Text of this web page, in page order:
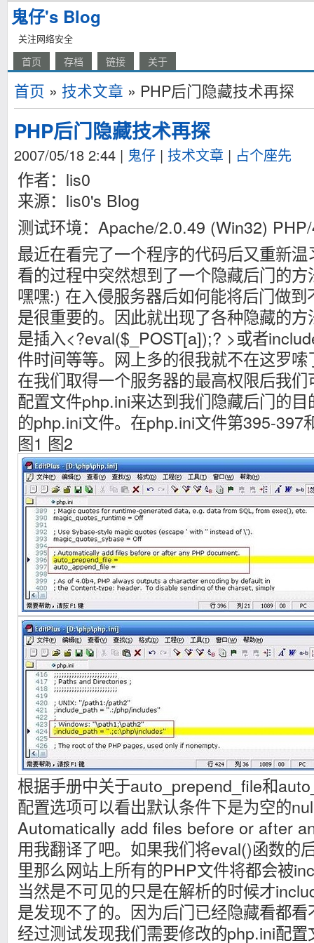
鬼仔's Blog
关注网络安全
首页 存档 链接 关于
首页 » 技术文章 » PHP后门隐藏技术再探
PHP后门隐藏技术再探
2007/05/18 2:44 | 鬼仔 | 技术文章 | 占个座先
作者：lis0
来源：lis0's Blog
测试环境：Apache/2.0.49 (Win32)
最近在看完了一个程序的代码后又重新
看的过程中突然想到了一个隐藏后门的
嘿嘿:) 在入侵服务器后如何能将后门做
是很重要的。因此就出现了各种隐藏的
是插入<?eval($_POST[a]);? >或者
件时间等等。网上多的很我就不在这罗嗦
在我们取得一个服务器的最高权限后我
配置文件php.ini来达到我们隐藏后门的
的php.ini文件。在php.ini文件第395-397
图1 图2
根据手册中关于auto_prepend_file和
配置选项可以看出默认条件下是为空的
Automatically add files before or after
用我翻译了吧。如果我们将eval()函数的
里那么网站上所有的PHP文件将都会被
当然是不可见的只是在解析的时候才
是发现不了的。因为后门已经隐藏看都看
经过测试发现我们需要修改的php.ini配